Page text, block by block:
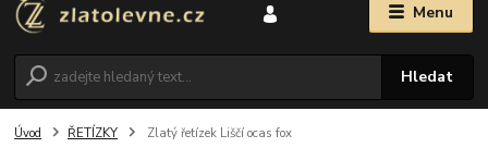
Menu
Hledat
Úvod ŘETÍZKY Zlatý řetízek Liščí ocas fox